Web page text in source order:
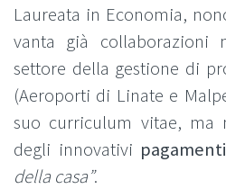
Laureata in Economia,
vanta già collaborazioni
settore della gestione di
(Aeroporti di Linate e
suo curriculum vitae, ma
degli innovativi
della casa”.